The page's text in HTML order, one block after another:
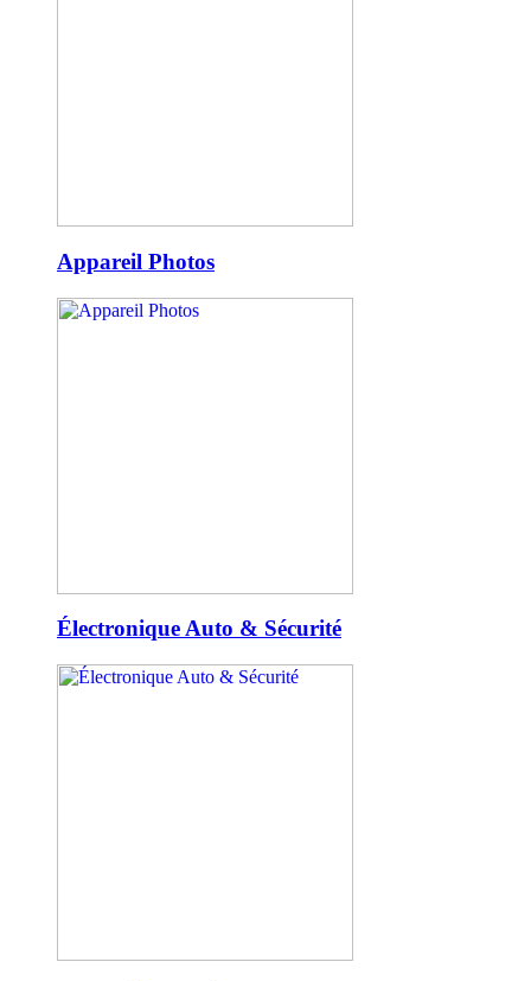
Appareil Photos
Électronique Auto & Sécurité